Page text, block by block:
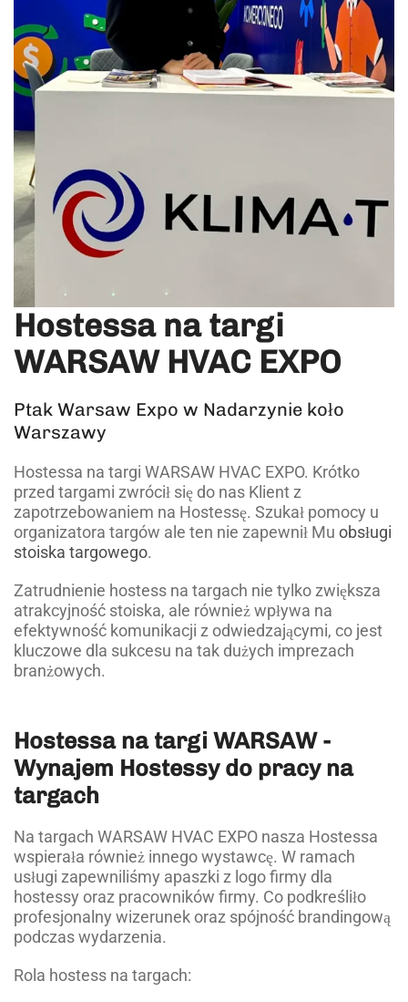
Hostessa na targi
WARSAW HVAC EXPO
Ptak Warsaw Expo w Nadarzynie koło
Warszawy
Hostessa na targi WARSAW HVAC EXPO. Krótko
przed targami zwrócił się do nas Klient z
zapotrzebowaniem na Hostessę. Szukał pomocy u
organizatora targów ale ten nie zapewnił Mu obsługi
stoiska targowego.
Zatrudnienie hostess na targach nie tylko zwiększa
atrakcyjność stoiska, ale również wpływa na
efektywność komunikacji z odwiedzającymi, co jest
kluczowe dla sukcesu na tak dużych imprezach
branżowych.
Hostessa na targi WARSAW -
Wynajem Hostessy do pracy na
targach
Na targach WARSAW HVAC EXPO nasza Hostessa
wspierała również innego wystawcę. W ramach
usługi zapewniliśmy apaszki z logo firmy dla
hostessy oraz pracowników firmy. Co podkreśliło
profesjonalny wizerunek oraz spójność brandingową
podczas wydarzenia.
Rola hostess na targach: